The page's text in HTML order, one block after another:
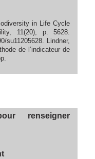
in Life Cycle
11(20), p. 5628.
su11205628. Lindner,
de l’indicateur de
renseigner